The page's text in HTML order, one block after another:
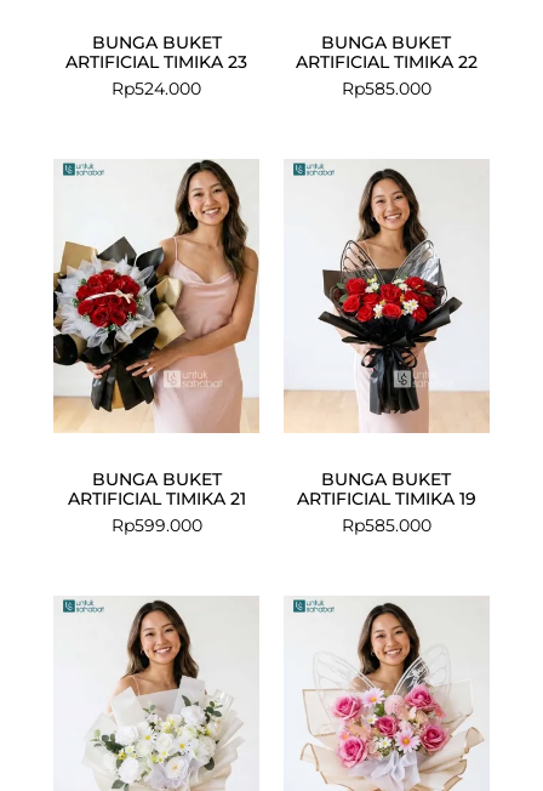
BUNGA BUKET
ARTIFICIAL TIMIKA 23
Rp524.000
BUNGA BUKET
ARTIFICIAL TIMIKA 22
Rp585.000
BUNGA BUKET
ARTIFICIAL TIMIKA 21
Rp599.000
BUNGA BUKET
ARTIFICIAL TIMIKA 19
Rp585.000